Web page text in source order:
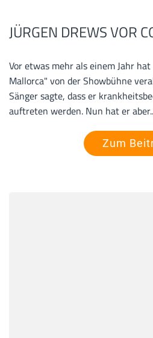
JÜRGEN DREWS VOR
Vor etwas mehr als einem Jahr
Mallorca" von der Showbühne
Sänger sagte, dass er
auftreten werden. Nun hat er
Zum